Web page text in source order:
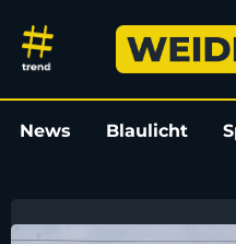
Weiden24
News Blaulicht